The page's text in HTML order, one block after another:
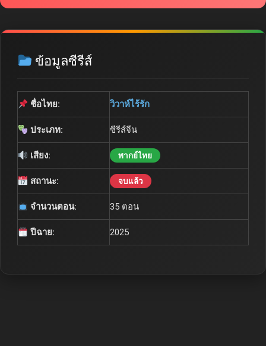
ข้อมูลซีรีส์
ชื่อไทย: วิวาห์ไร้รัก
ประเภท: ซีรีส์จีน
เสียง: พากย์ไทย
สถานะ: จบแล้ว
จำนวนตอน: 35 ตอน
ปีฉาย: 2025